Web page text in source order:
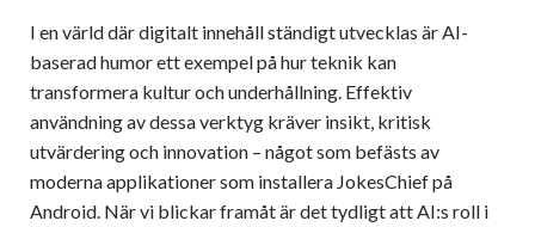
I en värld där digitalt innehåll ständigt utvecklas är AI-
baserad humor ett exempel på hur teknik kan
transformera kultur och underhållning. Effektiv
användning av dessa verktyg kräver insikt, kritisk
utvärdering och innovation – något som befästs av
moderna applikationer som installera JokesChief på
Android. När vi blickar framåt är det tydligt att AI:s roll i